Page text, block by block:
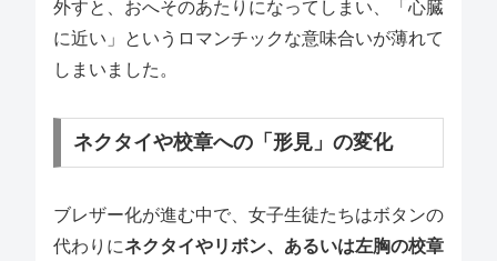
外すと、おへそのあたりになってしまい、「心臓
に近い」というロマンチックな意味合いが薄れて
しまいました。
ネクタイや校章への「形見」の変化
ブレザー化が進む中で、女子生徒たちはボタンの
代わりにネクタイやリボン、あるいは左胸の校章